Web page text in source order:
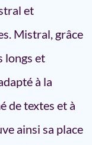
et
Mistral, grâce
longs et
à la
de textes et à
ainsi sa place